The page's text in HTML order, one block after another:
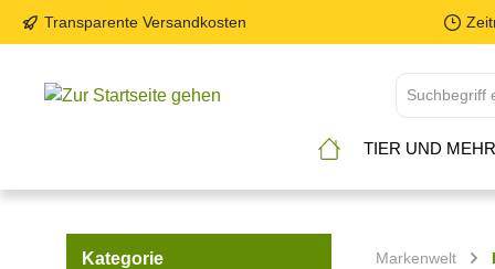
Transparente Versandkosten
TIER UND MEHR
Kategorie Markenwelt